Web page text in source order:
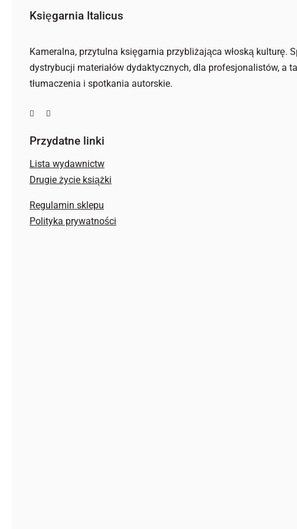
Księgarnia Italicus
Kameralna, przytulna księgarnia przybliżająca włoską kulturę.
dystrybucji materiałów dydaktycznych, dla profesjonalistów, a
tłumaczenia i spotkania autorskie.
Przydatne linki
Lista wydawnictw
Drugie życie książki
Regulamin sklepu
Polityka prywatności